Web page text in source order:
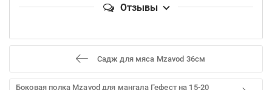
Отзывы
Садж для мяса Mzavod 36см
Боковая полка Mzavod для мангала Гефест на 15-20